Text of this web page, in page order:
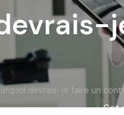
devrais-je faire un
Cet